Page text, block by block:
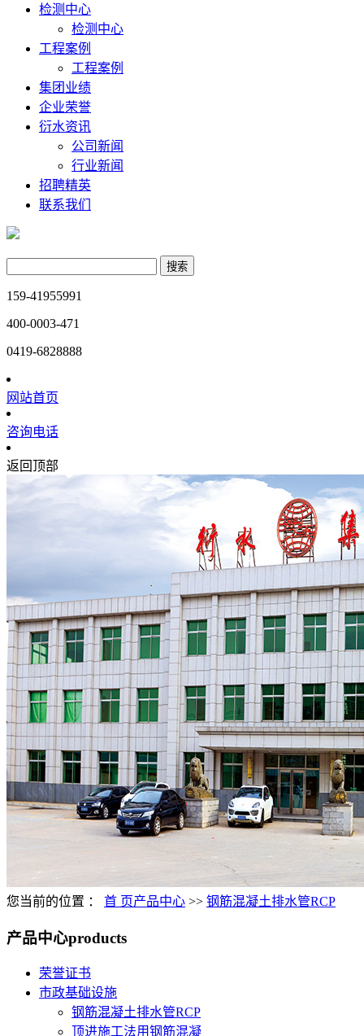
检测中心
检测中心
工程案例
工程案例
集团业绩
企业荣誉
衍水资讯
公司新闻
行业新闻
招聘精英
联系我们
159-41955991
400-0003-471
0419-6828888
网站首页
咨询电话
返回顶部
您当前的位置 ： 首 页产品中心 >> 钢筋混凝土排水管RCP
产品中心products
荣誉证书
市政基础设施
钢筋混凝土排水管RCP
顶进施工法用钢筋混凝